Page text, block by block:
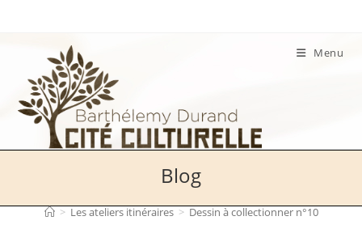
Menu
Blog
> Les ateliers itinéraires > Dessin à collectionner n°10